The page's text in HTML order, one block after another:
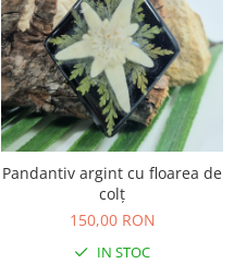
Pandantiv argint cu floarea de
colț
150,00 RON
IN STOC